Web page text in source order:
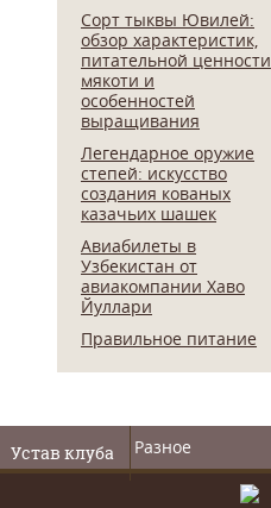
Сорт тыквы Ювилей:
обзор характеристик,
питательной ценности
мякоти и
особенностей
выращивания
Легендарное оружие
степей: искусство
создания кованых
казачьих шашек
Авиабилеты в
Узбекистан от
авиакомпании Хаво
Йуллари
Правильное питание
Устав клуба Разное